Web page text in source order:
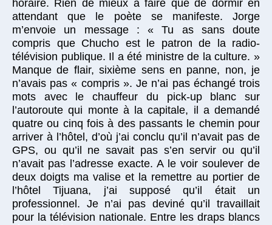
horaire. Rien de mieux à faire que de dormir en
attendant que le poète se manifeste. Jorge
m’envoie un message : « Tu as sans doute
compris que Chucho est le patron de la radio-
télévision publique. Il a été ministre de la culture. »
Manque de flair, sixième sens en panne, non, je
n’avais pas « compris ». Je n’ai pas échangé trois
mots avec le chauffeur du pick-up blanc sur
l’autoroute qui monte à la capitale, il a demandé
quatre ou cinq fois à des passants le chemin pour
arriver à l’hôtel, d’où j’ai conclu qu’il n’avait pas de
GPS, ou qu’il ne savait pas s’en servir ou qu’il
n’avait pas l’adresse exacte. A le voir soulever de
deux doigts ma valise et la remettre au portier de
l’hôtel Tijuana, j’ai supposé qu’il était un
professionnel. Je n’ai pas deviné qu’il travaillait
pour la télévision nationale. Entre les draps blancs